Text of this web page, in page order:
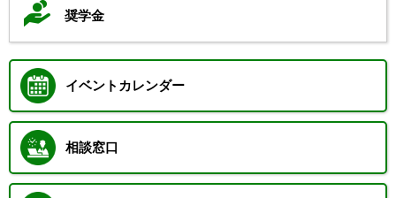
奨学金
イベントカレンダー
相談窓口